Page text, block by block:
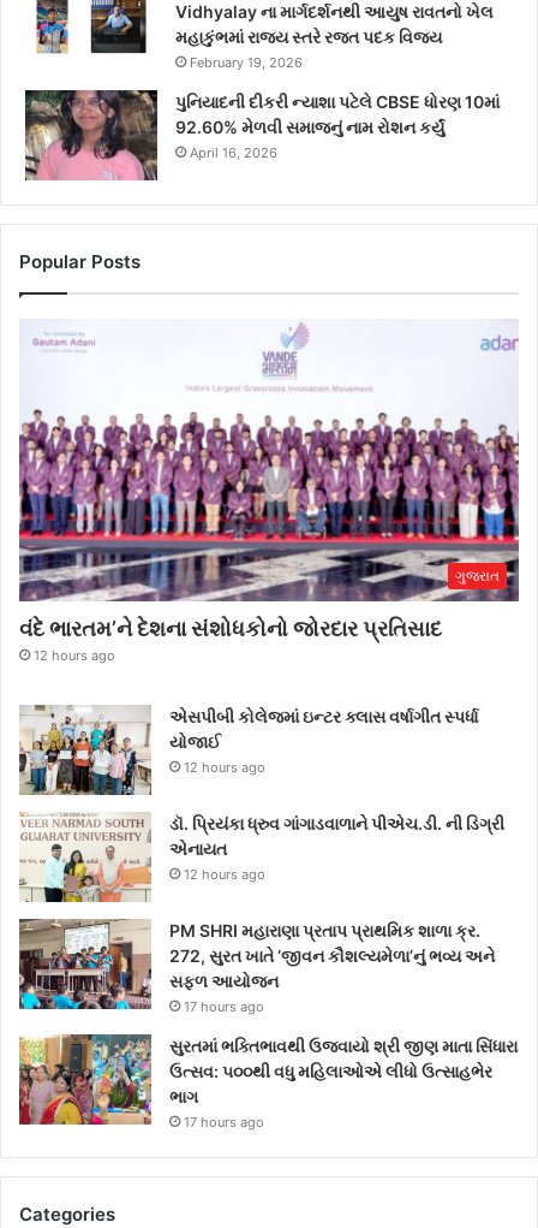
Vidhyalay ના માર્ગદર્શનથી આયુષ રાવતનો ખેલ
મહાકુંભમાં રાજ્ય સ્તરે રજત પદક વિજય
February 19, 2026
પુનિયાદની દીકરી ન્યાશા પટેલે CBSE ધોરણ 10માં
92.60% મેળવી સમાજનું નામ રોશન કર્યું
April 16, 2026
Popular Posts
ગુજરાત
વંદે ભારતમ’ને દેશના સંશોધકોનો જોરદાર પ્રતિસાદ
12 hours ago
એસપીબી કોલેજમાં ઇન્ટર ક્લાસ વર્ષાગીત સ્પર્ધા
યોજાઈ
12 hours ago
ડૉ. પ્રિયંકા ધ્રુવ ગાંગાડવાળાને પીએચ.ડી. ની ડિગ્રી
એનાયત
12 hours ago
PM SHRI મહારાણા પ્રતાપ પ્રાથમિક શાળા ક્ર.
272, સુરત ખાતે ‘જીવન કૌશલ્યમેળા’નું ભવ્ય અને
સફળ આયોજન
17 hours ago
સુરતમાં ભક્તિભાવથી ઉજવાયો શ્રી જીણ માતા સિંધારા
ઉત્સવ: ૫૦૦થી વધુ મહિલાઓએ લીધો ઉત્સાહભેર
ભાગ
17 hours ago
Categories